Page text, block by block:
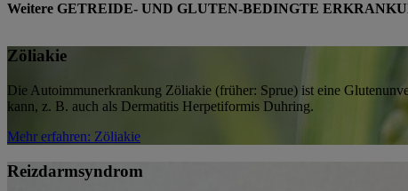
Weitere GETREIDE- UND GLUTEN-BEDINGTE
Zöliakie
Die Autoimmunerkrankung Zöliakie (früher: Sprue) ist eine
kann, z. B. auch als Dermatitis Herpetiformis Duhring.
Mehr erfahren: Zöliakie
Reizdarmsyndrom